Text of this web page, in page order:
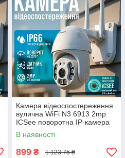
Камера відеоспостереження
вулична WiFi N3 6913 2mp
ICSee поворотна IP-камера
для будинку, для дачі
В наявності
899 ₴ 1 123,75 ₴